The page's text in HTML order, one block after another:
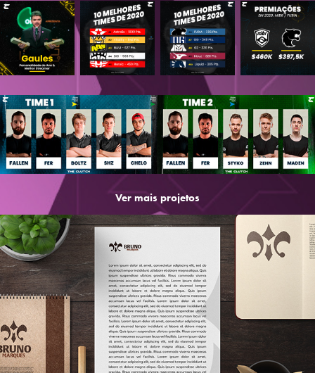
Ver mais projetos
Bruno Marques - Brand Identity
2024